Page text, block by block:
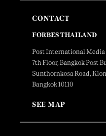
CONTACT
FORBES THAILAND
Post International Media
7th Floor, Bangkok Post
Sunthornkosa Road,
Bangkok 10110
SEE MAP